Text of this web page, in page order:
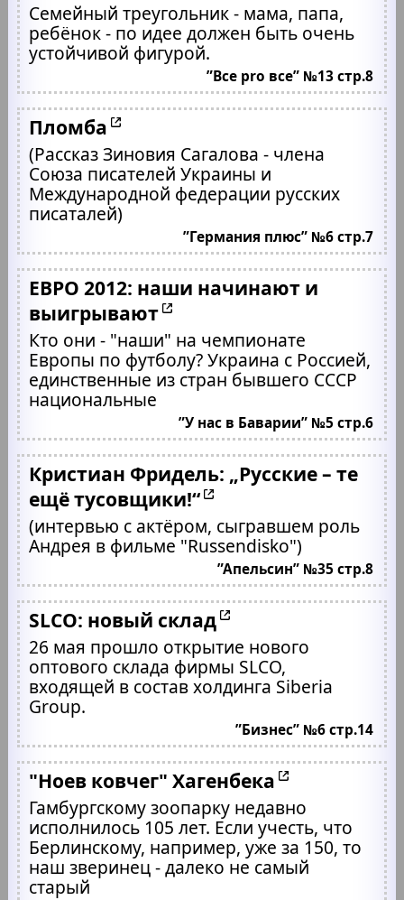
Семейный треугольник - мама, папа,
ребёнок - по идее должен быть очень
устойчивой фигурой.
”Все pro все” №13 стр.8
Пломба
(Рассказ Зиновия Сагалова - члена
Союза писателей Украины и
Международной федерации русских
писаталей)
”Германия плюс” №6 стр.7
ЕВРО 2012: наши начинают и
выигрывают
Кто они - "наши" на чемпионате
Европы по футболу? Украина с Россией,
единственные из стран бывшего СССР
национальные
”У нас в Баварии” №5 стр.6
Кристиан Фридель: „Русские – те
ещё тусовщики!“
(интервью с актёром, сыгравшем роль
Андрея в фильме "Russendisko")
”Апельсин” №35 стр.8
SLCO: новый склад
26 мая прошло открытие нового
оптового склада фирмы SLCO,
входящей в состав холдинга Siberia
Group.
”Бизнес” №6 стр.14
"Ноев ковчег" Хагенбека
Гамбургскому зоопарку недавно
исполнилось 105 лет. Если учесть, что
Берлинскому, например, уже за 150, то
наш зверинец - далеко не самый
старый